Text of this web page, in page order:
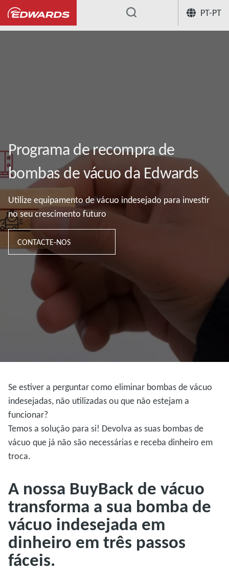
PT-PT
... Os nossos serviços para bombas de vácuo
Programa de recompra de
bombas de vácuo da Edwards
Utilize equipamento de vácuo indesejado para investir
no seu crescimento futuro
CONTACTE-NOS
Se estiver a perguntar como eliminar bombas de vácuo
indesejadas, não utilizadas ou que não estejam a
funcionar?
Temos a solução para si! Devolva as suas bombas de
vácuo que já não são necessárias e receba dinheiro em
troca.
A nossa BuyBack de vácuo
transforma a sua bomba de
vácuo indesejada em
dinheiro em três passos
fáceis.